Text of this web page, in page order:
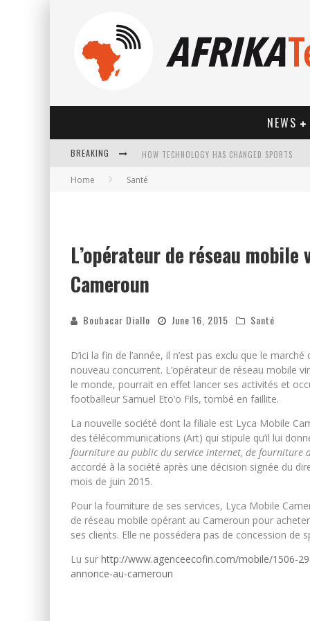
NEWS
BREAKING HOW TECHNOLOGY HAS CHANGED SPORTS
Home Santé
L’opérateur de réseau
Cameroun
Boubacar Diallo June 16, 2015 Santé
D’ici la fin de l’année, il n’est pas exclu que le
nouveau concurrent. L’opérateur de réseau mobile
le monde, pourrait en effet lancer ses activités et
footballeur Samuel Eto’o Fils, tombé en faillite.
La nouvelle société dont la filiale est Lyca Mobile
des télécommunications (Art) qui stipule qu’il lui
fourniture au public du service internet, de fourniture
accordé à la société après une décision signée du
mois de juin 2015.
Pour la fourniture de ses services, Lyca Mobile
de réseau mobile opérant au Cameroun pour
ses clients. Elle ne possédera pas de concession de
Lu sur http://www.agenceecofin.com/mobile/1506-
annonce-au-cameroun